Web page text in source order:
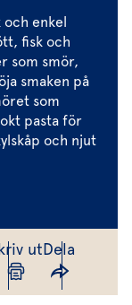
rub
Röd
sallat
& skott
&
enkel
fisk och
som smör,
smaken på
som
pasta för
och njut
utDela